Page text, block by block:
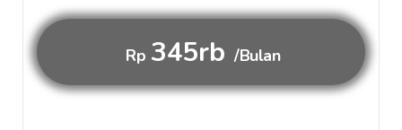
Rp 345rb /Bulan